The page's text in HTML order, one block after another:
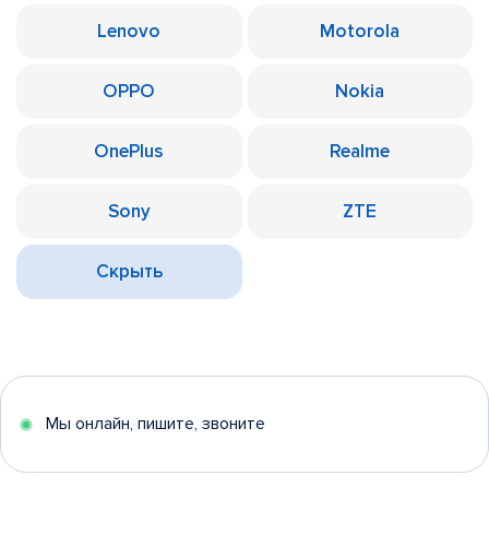
Lenovo Motorola
OPPO Nokia
OnePlus Realme
Sony ZTE
Скрыть
Мы онлайн, пишите, звоните